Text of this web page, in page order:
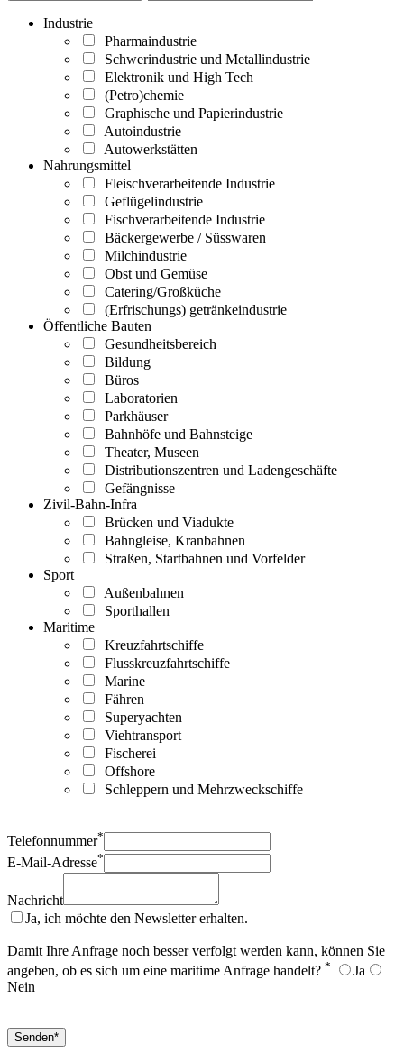
Industrie
Pharmaindustrie
Schwerindustrie und Metallindustrie
Elektronik und High Tech
(Petro)chemie
Graphische und Papierindustrie
Autoindustrie
Autowerkstätten
Nahrungsmittel
Fleischverarbeitende Industrie
Geflügelindustrie
Fischverarbeitende Industrie
Bäckergewerbe / Süsswaren
Milchindustrie
Obst und Gemüse
Catering/Großküche
(Erfrischungs) getränkeindustrie
Öffentliche Bauten
Gesundheitsbereich
Bildung
Büros
Laboratorien
Parkhäuser
Bahnhöfe und Bahnsteige
Theater, Museen
Distributionszentren und Ladengeschäfte
Gefängnisse
Zivil-Bahn-Infra
Brücken und Viadukte
Bahngleise, Kranbahnen
Straßen, Startbahnen und Vorfelder
Sport
Außenbahnen
Sporthallen
Maritime
Kreuzfahrtschiffe
Flusskreuzfahrtschiffe
Marine
Fähren
Superyachten
Viehtransport
Fischerei
Offshore
Schleppern und Mehrzweckschiffe
Telefonnummer*
E-Mail-Adresse*
Nachricht
Ja, ich möchte den Newsletter erhalten.
Damit Ihre Anfrage noch besser verfolgt werden kann, können Sie
angeben, ob es sich um eine maritime Anfrage handelt? *
Ja
Nein